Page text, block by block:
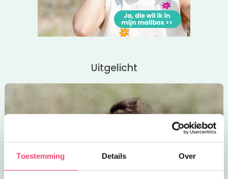
Toestemming Details Over
Uitgelicht